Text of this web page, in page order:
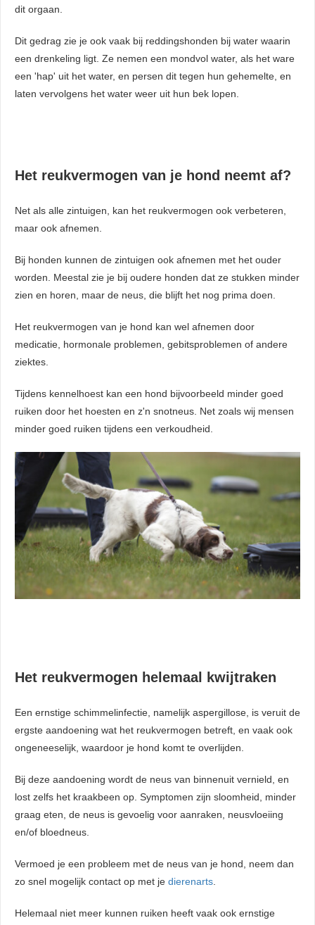
dit orgaan.
Dit gedrag zie je ook vaak bij reddingshonden bij water waarin
een drenkeling ligt. Ze nemen een mondvol water, als het ware
een 'hap' uit het water, en persen dit tegen hun gehemelte, en
laten vervolgens het water weer uit hun bek lopen.
Het reukvermogen van je hond neemt af?
Net als alle zintuigen, kan het reukvermogen ook verbeteren,
maar ook afnemen.
Bij honden kunnen de zintuigen ook afnemen met het ouder
worden. Meestal zie je bij oudere honden dat ze stukken minder
zien en horen, maar de neus, die blijft het nog prima doen.
Het reukvermogen van je hond kan wel afnemen door
medicatie, hormonale problemen, gebitsproblemen of andere
ziektes.
Tijdens kennelhoest kan een hond bijvoorbeeld minder goed
ruiken door het hoesten en z'n snotneus. Net zoals wij mensen
minder goed ruiken tijdens een verkoudheid.
Het reukvermogen helemaal kwijtraken
Een ernstige schimmelinfectie, namelijk aspergillose, is veruit de
ergste aandoening wat het reukvermogen betreft, en vaak ook
ongeneeselijk, waardoor je hond komt te overlijden.
Bij deze aandoening wordt de neus van binnenuit vernield, en
lost zelfs het kraakbeen op. Symptomen zijn sloomheid, minder
graag eten, de neus is gevoelig voor aanraken, neusvloeiing
en/of bloedneus.
Vermoed je een probleem met de neus van je hond, neem dan
zo snel mogelijk contact op met je dierenarts.
Helemaal niet meer kunnen ruiken heeft vaak ook ernstige